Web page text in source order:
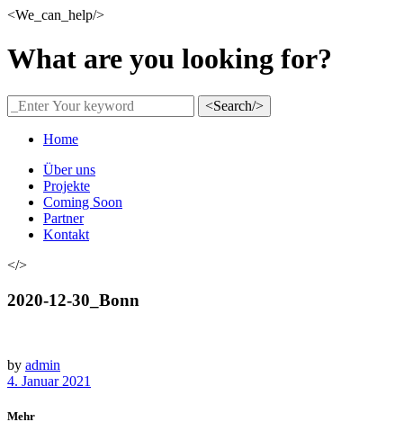
<We_can_help/>
What are you looking for?
<Search/>
Home
Über uns
Projekte
Coming Soon
Partner
Kontakt
</>
2020-12-30_Bonn
by admin
4. Januar 2021
Mehr